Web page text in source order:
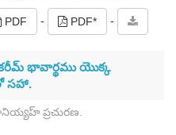
PDF - PDF* -
భావార్థము యొక్క
సహా.
ప్రచురణ.